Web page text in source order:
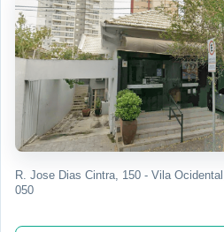
R. Jose Dias Cintra, 150 - Vila
050